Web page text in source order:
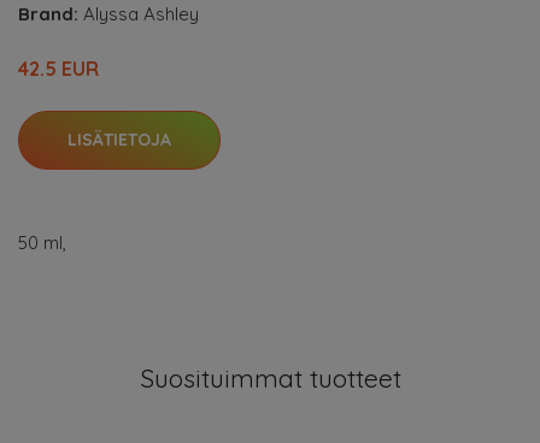
Brand: Alyssa Ashley
42.5 EUR
LISÄTIETOJA
50 ml,
Suosituimmat tuotteet